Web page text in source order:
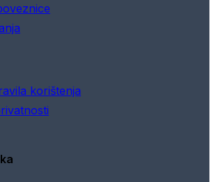
korištenja